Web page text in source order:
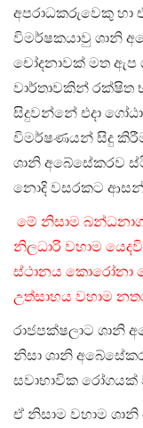
අපරාධකරුවෙකු
විමර්ෂකයාවු ශානි
චෝදනාවක් මත ඇප
වාර්තාවකින් රක්ෂිත
සිදුවන්නේ එදා
විමර්ෂණයන් සිදු
ශානි අබේසේකරව
නොදි වසරකට
මේ නිසාම
නිලධාරි වහාම
ස්ථානය කොරෝනා
උත්සාහය වහාම
රාජපක්ෂලාට ශානි
නිසා ශානි
සවාභාවික රෝගයක්
ඒ නිසාම වහාම